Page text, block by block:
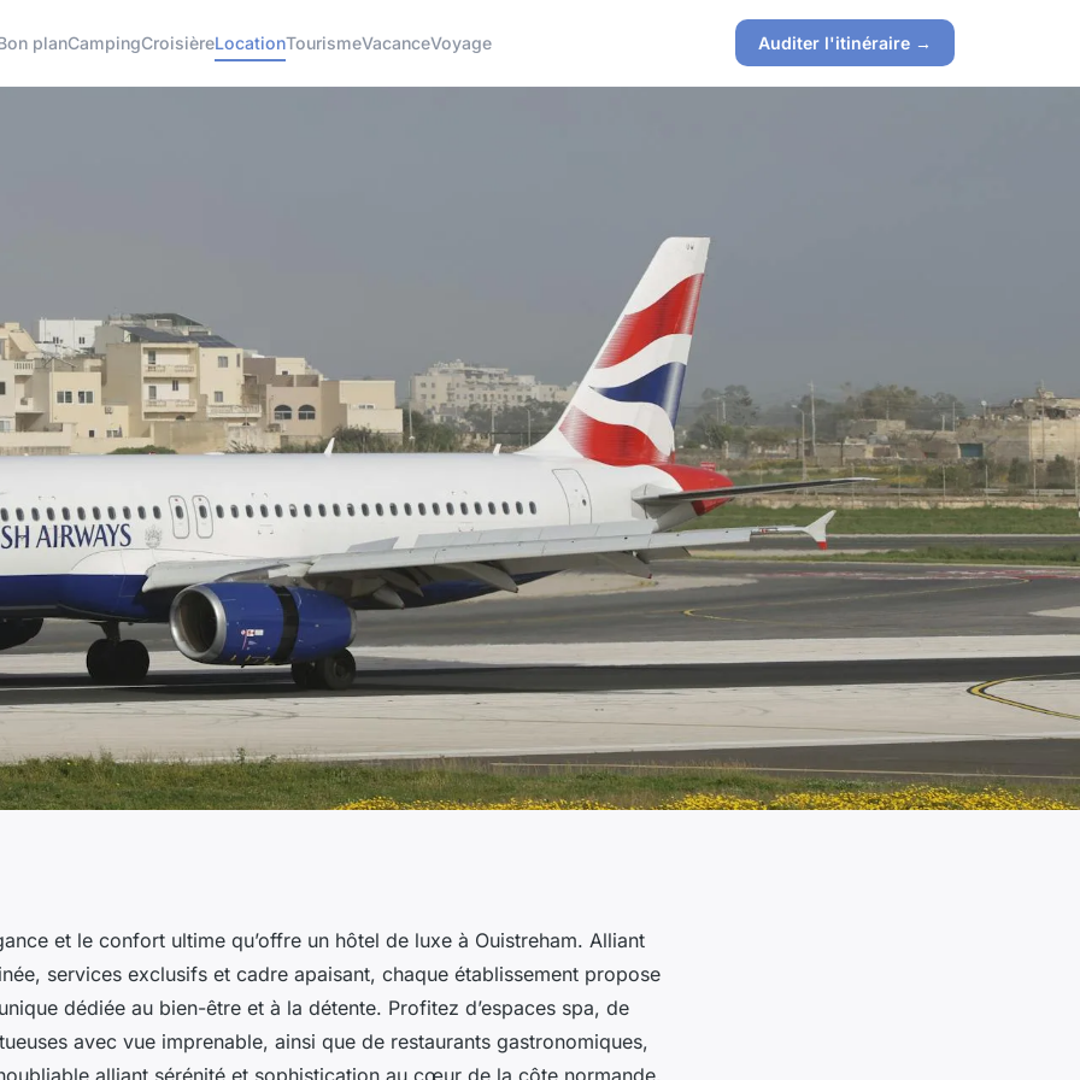
planCampingCroisièreLocationTourismeVacanceVoyage Auditer l'itinéraire →
le bien-être d'un
et le confort ultime qu’offre un hôtel de luxe à Ouistreham. Alliant
services exclusifs et cadre apaisant, chaque établissement propose
dédiée au bien-être et à la détente. Profitez d’espaces spa, de
avec vue imprenable, ainsi que de restaurants gastronomiques,
alliant sérénité et sophistication au cœur de la côte normande.